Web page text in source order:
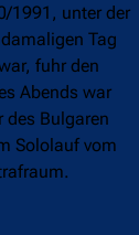
1991, unter der
Tag
fuhr den
Abends war
des Bulgaren
Sololauf vom